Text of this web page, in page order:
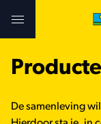
De samenleving
Technologieën
Technologieën
Producten